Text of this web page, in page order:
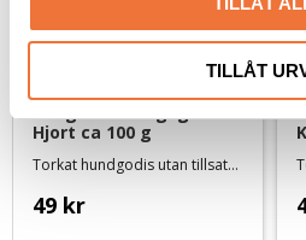
TILLÅT
4Dogs Belöningsgodis
Hjort ca 100 g
Torkat hundgodis utan tillsatser, ursprung EU
49 kr